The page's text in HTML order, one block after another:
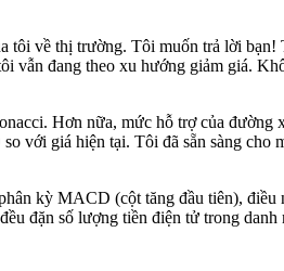
về thị trường. Tôi muốn trả lời
vẫn đang theo xu hướng giảm giá.
Hơn nữa, mức hỗ trợ của
với giá hiện tại. Tôi đã sẵn sàng
kỳ MACD (cột tăng đầu tiên),
đặn số lượng tiền điện tử trong